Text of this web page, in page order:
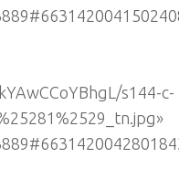
s144-c-